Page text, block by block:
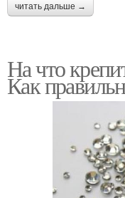
читать дальше →
На что
Как